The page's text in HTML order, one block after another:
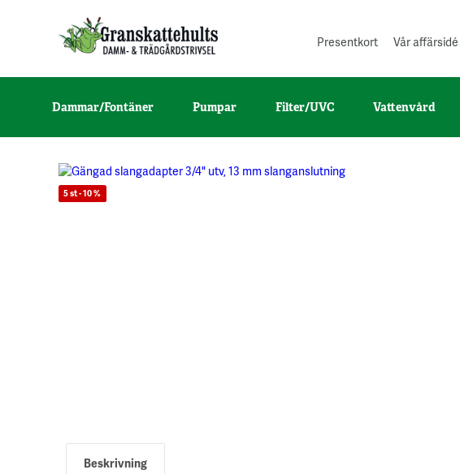
Presentkort Vår affärsidé
Dammar/Fontäner Pumpar Filter/UVC Vattenvård
5 st - 10 %
Beskrivning